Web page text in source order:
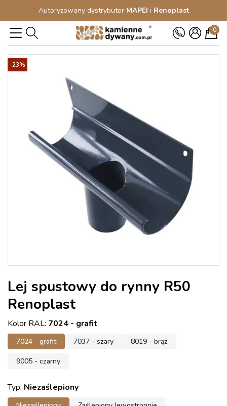
Autoryzowany dystrybutor MAPEI i Renoplast
0
-23%
Lej spustowy do rynny R50
Renoplast
Kolor RAL: 7024 - grafit
7024 - grafit 7037 - szary 8019 - brąz
9005 - czarny
Typ: Niezaślepiony